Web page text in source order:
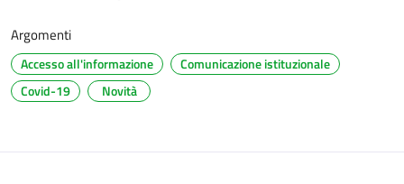
Argomenti
Accesso all'informazione
Comunicazione istituzionale
Covid-19
Novità